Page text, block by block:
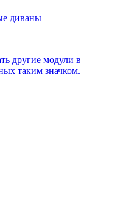
диваны
другие модули в
таким значком.